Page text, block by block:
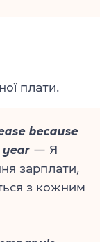
плати.
because
year — Я
зарплати,
з кожним